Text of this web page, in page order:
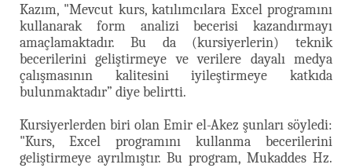
Kazım, "Mevcut kurs, katılımcılara Excel programını
kullanarak form analizi becerisi kazandırmayı
amaçlamaktadır. Bu da (kursiyerlerin) teknik
becerilerini geliştirmeye ve verilere dayalı medya
çalışmasının kalitesini iyileştirmeye katkıda
bulunmaktadır” diye belirtti.
Kursiyerlerden biri olan Emir el-Akez şunları söyledi:
"Kurs, Excel programını kullanma becerilerini
geliştirmeye ayrılmıştır. Bu program, Mukaddes Hz.